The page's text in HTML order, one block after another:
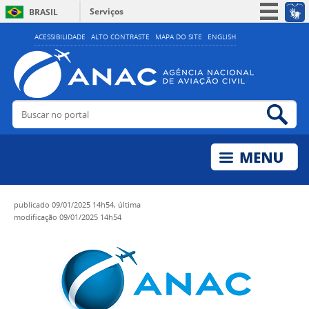
ACESSIBILIDADE ALTO CONTRASTE MAPA DO SITE ENGLISH
BRASIL
Serviços
Simplifique!
Acesso à informação
Legislação
Buscar no portal
publicado 09/01/2025 14h54, última
modificação 09/01/2025 14h54